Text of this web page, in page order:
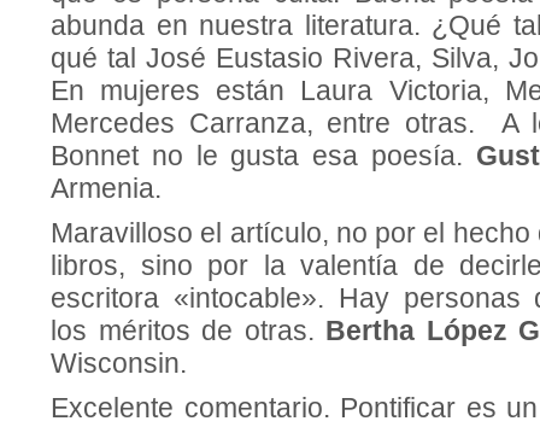
abunda en nuestra literatura. ¿Qué
qué tal José Eustasio Rivera, Silva,
En mujeres están Laura Victoria,
Mercedes Carranza, entre otras. A
Bonnet no le gusta esa poesía.
Armenia.
Maravilloso el artículo, no por el
libros, sino por la valentía de
escritora «intocable». Hay personas
los méritos de otras. Bertha López
Wisconsin.
Excelente comentario. Pontificar es